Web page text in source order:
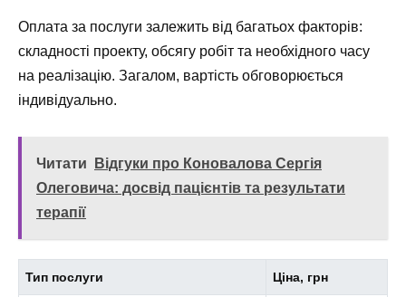
Оплата за послуги залежить від багатьох факторів:
складності проекту, обсягу робіт та необхідного часу
на реалізацію. Загалом, вартість обговорюється
індивідуально.
Читати
Відгуки про Коновалова Сергія
Олеговича: досвід пацієнтів та результати
терапії
Тип послуги Ціна, грн